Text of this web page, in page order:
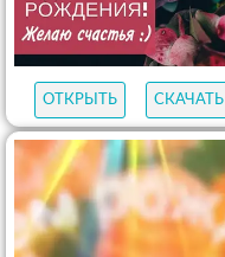
ОТКРЫТЬ СКАЧАТЬ